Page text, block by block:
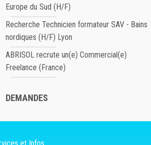
Europe du Sud (H/F)
Recherche Technicien formateur SAV - Bains
nordiques (H/F) Lyon
ABRISOL recrute un(e) Commercial(e)
Freelance (France)
DEMANDES